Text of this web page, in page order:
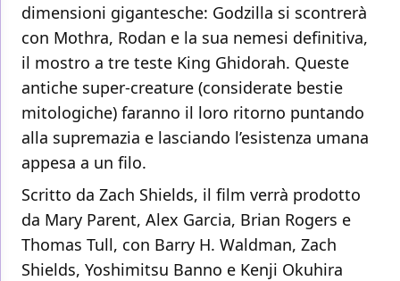
dimensioni gigantesche: Godzilla si scontrerà
con Mothra, Rodan e la sua nemesi definitiva,
il mostro a tre teste King Ghidorah. Queste
antiche super-creature (considerate bestie
mitologiche) faranno il loro ritorno puntando
alla supremazia e lasciando l’esistenza umana
appesa a un filo.
Scritto da Zach Shields, il film verrà prodotto
da Mary Parent, Alex Garcia, Brian Rogers e
Thomas Tull, con Barry H. Waldman, Zach
Shields, Yoshimitsu Banno e Kenji Okuhira